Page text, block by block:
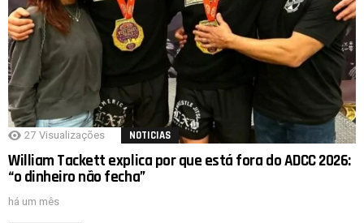
27 Visualizações NOTICIAS
William Tackett explica por que está fora do ADCC 2026:
“o dinheiro não fecha”
há um mês